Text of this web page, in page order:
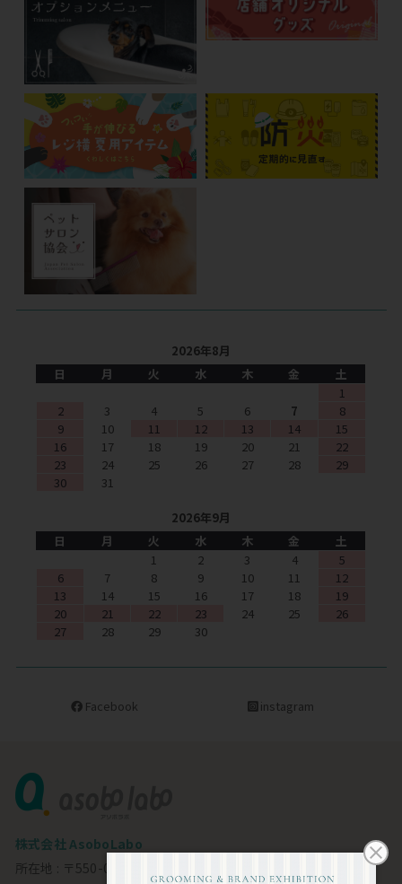
2026年8月
日
月 火 水 木 金
土
1
2
3 4 5 6 7
8
9
10 11 12 13 14
15
16
17 18 19 20 21
22
23
24 25 26 27 28
29
30
31
2026年9月
日
月 火 水 木 金
土
1
2 3 4
5
6
7 8 9 10 11
12
13
14 15 16 17 18
19
20
21 22 23 24 25
26
27
28 29 30
Facebook instagram
株式会社 AsoboLabo
所在地 : 〒550-0002 大阪市西区江戸堀1-23-11 6F